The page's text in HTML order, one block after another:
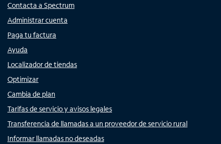
Contacta a Spectrum
Administrar cuenta
Paga tu factura
Ayuda
Localizador de tiendas
Optimizar
Cambia de plan
Tarifas de servicio y avisos legales
Transferencia de llamadas a un proveedor de servicio rural
Informar llamadas no deseadas